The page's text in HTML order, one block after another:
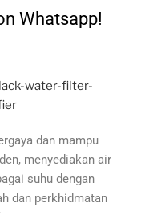
Whatsapp!
dan mampu
menyediakan air
suhu dengan
dan perkhidmatan